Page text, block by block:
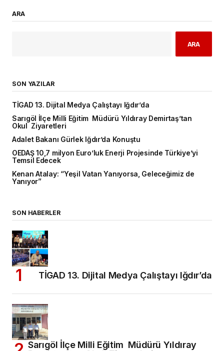
ARA
ARA
SON YAZILAR
TİGAD 13. Dijital Medya Çalıştayı Iğdır’da
Sarıgöl İlçe Milli Eğitim Müdürü Yıldıray Demirtaş’tan
Okul Ziyaretleri
Adalet Bakanı Gürlek Iğdır’da Konuştu
OEDAŞ 10,7 milyon Euro’luk Enerji Projesinde Türkiye’yi
Temsil Edecek
Kenan Atalay: “Yeşil Vatan Yanıyorsa, Geleceğimiz de
Yanıyor”
SON HABERLER
TİGAD 13. Dijital Medya Çalıştayı Iğdır’da
Sarıgöl İlçe Milli Eğitim Müdürü Yıldıray